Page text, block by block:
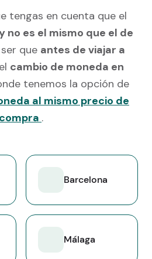
tengas en cuenta que el
es el mismo que el de
que antes de viajar a
cambio de moneda en
tenemos la opción de
al mismo precio de
compra .
Barcelona
Málaga